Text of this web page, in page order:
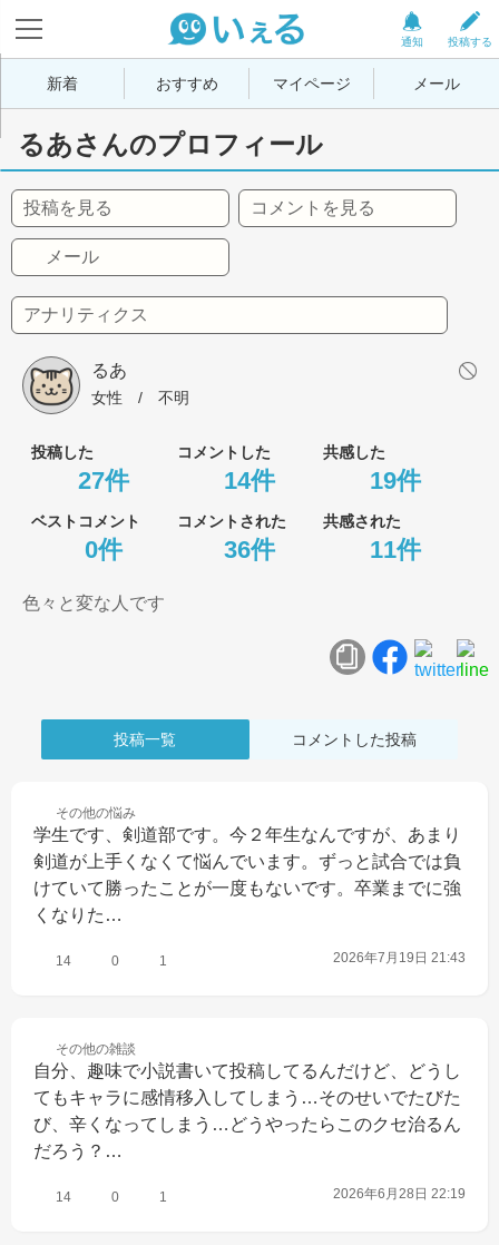
投稿する
通知
新着 おすすめ マイページ メール
るあさんのプロフィール
投稿を見る コメントを見る
メール
アナリティクス
るあ
女性 / 不明
投稿した コメントした 共感した
27件 14件 19件
ベストコメント コメントされた 共感された
0件 36件 11件
色々と変な人です
投稿一覧 コメントした投稿
その他の悩み
学生です、剣道部です。今２年生なんですが、あまり
剣道が上手くなくて悩んでいます。ずっと試合では負
けていて勝ったことが一度もないです。卒業までに強
くなりた…
14 0 1 2026年7月19日 21:43
その他の雑談
自分、趣味で小説書いて投稿してるんだけど、どうし
てもキャラに感情移入してしまう…そのせいでたびた
び、辛くなってしまう…どうやったらこのクセ治るん
だろう？…
14 0 1 2026年6月28日 22:19